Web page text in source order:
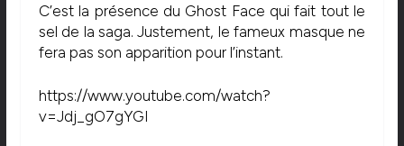
C’est la présence du Ghost Face qui fait tout le
sel de la saga. Justement, le fameux masque ne
fera pas son apparition pour l’instant.
https://www.youtube.com/watch?
v=Jdj_gO7gYGI